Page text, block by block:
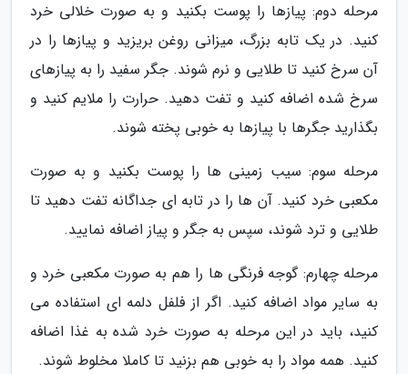
مرحله دوم: پیازها را پوست بکنید و به صورت خلالی خرد
کنید. در یک تابه بزرگ، میزانی روغن بریزید و پیازها را در
آن سرخ کنید تا طلایی و نرم شوند. جگر سفید را به پیازهای
سرخ شده اضافه کنید و تفت دهید. حرارت را ملایم کنید و
بگذارید جگرها با پیازها به خوبی پخته شوند.
مرحله سوم: سیب زمینی ها را پوست بکنید و به صورت
مکعبی خرد کنید. آن ها را در تابه ای جداگانه تفت دهید تا
طلایی و ترد شوند، سپس به جگر و پیاز اضافه نمایید.
مرحله چهارم: گوجه فرنگی ها را هم به صورت مکعبی خرد و
به سایر مواد اضافه کنید. اگر از فلفل دلمه ای استفاده می
کنید، باید در این مرحله به صورت خرد شده به غذا اضافه
کنید. همه مواد را به خوبی هم بزنید تا کاملا مخلوط شوند.